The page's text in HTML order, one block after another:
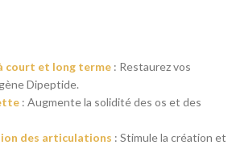
court et long terme : Restaurez vos
Dipeptide.
: Augmente la solidité des os et des
des articulations : Stimule la création et